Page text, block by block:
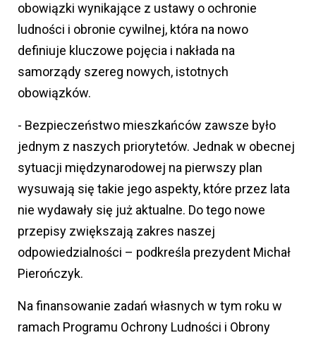
obowiązki wynikające z ustawy o ochronie
ludności i obronie cywilnej, która na nowo
definiuje kluczowe pojęcia i nakłada na
samorządy szereg nowych, istotnych
obowiązków.
- Bezpieczeństwo mieszkańców zawsze było
jednym z naszych priorytetów. Jednak w obecnej
sytuacji międzynarodowej na pierwszy plan
wysuwają się takie jego aspekty, które przez lata
nie wydawały się już aktualne. Do tego nowe
przepisy zwiększają zakres naszej
odpowiedzialności – podkreśla prezydent Michał
Pierończyk.
Na finansowanie zadań własnych w tym roku w
ramach Programu Ochrony Ludności i Obrony